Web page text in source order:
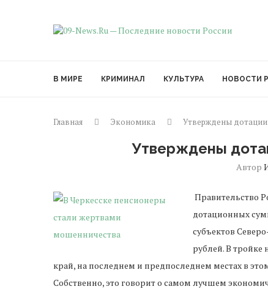
В МИРЕ КРИМИНАЛ КУЛЬТУРА НОВОСТИ
Главная Экономика Утверждены дотации
Утверждены
Автор
Правительство
дотационных
субъектов Северо
рублей.В тройке
край, на последнем и предпоследнем местах в
Собственно,это говорито самом лучшем